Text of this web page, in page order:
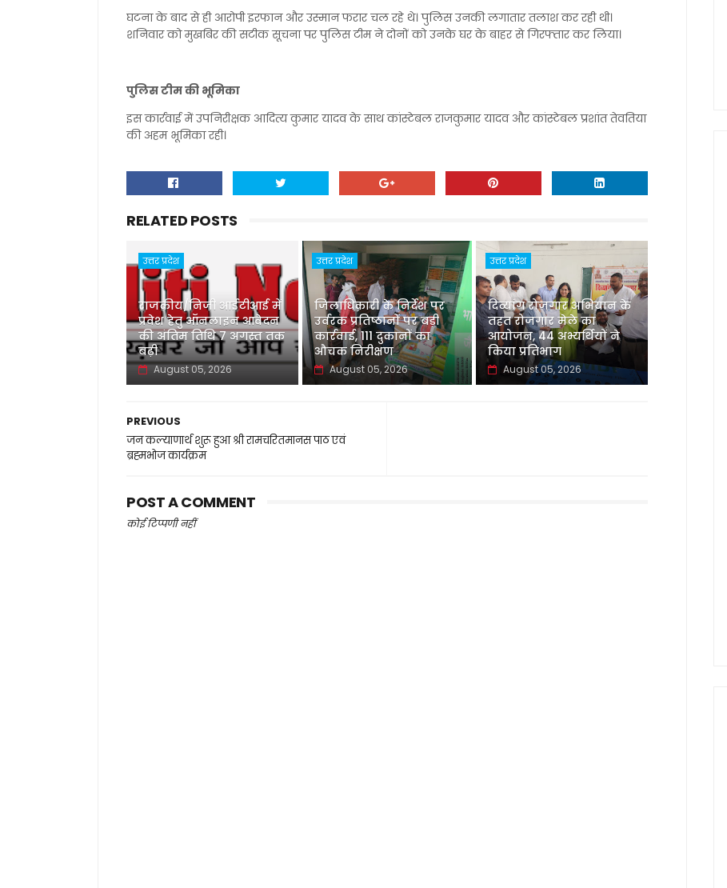
घटना के बाद से ही आरोपी इरफान और उस्मान फरार चल रहे थे। पुलिस उनकी लगातार तलाश कर रही थी।
शनिवार को मुखबिर की सटीक सूचना पर पुलिस टीम ने दोनों को उनके घर के बाहर से गिरफ्तार कर लिया।
पुलिस टीम की भूमिका
इस कार्रवाई में उपनिरीक्षक आदित्य कुमार यादव के साथ कांस्टेबल राजकुमार यादव और कांस्टेबल प्रशांत तेवतिया
की अहम भूमिका रही।
RELATED POSTS
उत्तर प्रदेश
राजकीय/निजी आईटीआई में
प्रवेश हेतु ऑनलाइन आवेदन
की अंतिम तिथि 7 अगस्त तक
बढ़ी
August 05, 2026
उत्तर प्रदेश
जिलाधिकारी के निर्देश पर
उर्वरक प्रतिष्ठानों पर बड़ी
कार्रवाई, 111 दुकानों का
औचक निरीक्षण
August 05, 2026
उत्तर प्रदेश
दिव्यांग रोजगार अभियान के
तहत रोजगार मेले का
आयोजन, 44 अभ्यर्थियों ने
किया प्रतिभाग
August 05, 2026
PREVIOUS
जन कल्याणार्थ शुरू हुआ श्री रामचरितमानस पाठ एवं
ब्रह्मभोज कार्यक्रम
POST A COMMENT
कोई टिप्पणी नहीं